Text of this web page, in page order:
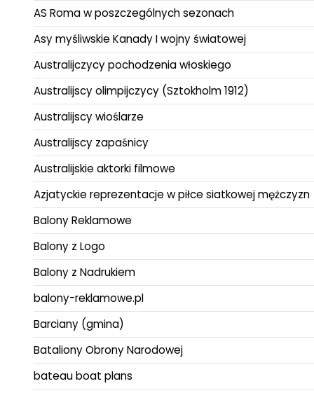
AS Roma w poszczególnych sezonach
Asy myśliwskie Kanady I wojny światowej
Australijczycy pochodzenia włoskiego
Australijscy olimpijczycy (Sztokholm 1912)
Australijscy wioślarze
Australijscy zapaśnicy
Australijskie aktorki filmowe
Azjatyckie reprezentacje w piłce siatkowej mężczyzn
Balony Reklamowe
Balony z Logo
Balony z Nadrukiem
balony-reklamowe.pl
Barciany (gmina)
Bataliony Obrony Narodowej
bateau boat plans